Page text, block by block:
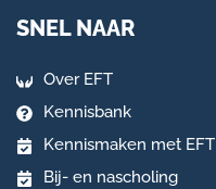
SNEL NAAR
Over EFT
Kennisbank
Kennismaken met EFT
Bij- en nascholing